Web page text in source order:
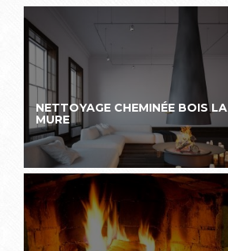
NETTOYAGE CHEMINÉE BOIS LA
MURE